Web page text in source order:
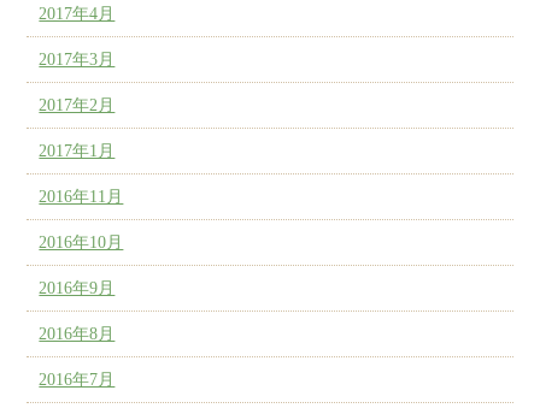
2017年4月
2017年3月
2017年2月
2017年1月
2016年11月
2016年10月
2016年9月
2016年8月
2016年7月